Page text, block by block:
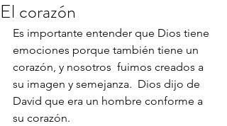
El corazón
Es importante entender que Dios tiene
emociones porque también tiene un
corazón, y nosotros  fuimos creados a
su imagen y semejanza.  Dios dijo de
David que era un hombre conforme a
su corazón.